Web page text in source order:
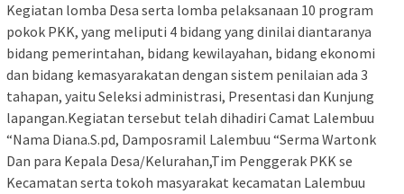
Kegiatan lomba Desa serta lomba pelaksanaan 10 program
pokok PKK, yang meliputi 4 bidang yang dinilai diantaranya
bidang pemerintahan, bidang kewilayahan, bidang ekonomi
dan bidang kemasyarakatan dengan sistem penilaian ada 3
tahapan, yaitu Seleksi administrasi, Presentasi dan Kunjung
lapangan.Kegiatan tersebut telah dihadiri Camat Lalembuu
“Nama Diana.S.pd, Damposramil Lalembuu “Serma Wartonk
Dan para Kepala Desa/Kelurahan,Tim Penggerak PKK se
Kecamatan serta tokoh masyarakat kecamatan Lalembuu